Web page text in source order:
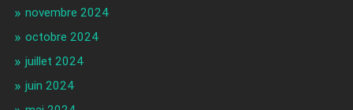
novembre 2024
octobre 2024
juillet 2024
juin 2024